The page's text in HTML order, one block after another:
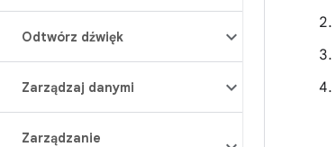
Odtwórz dźwięk
Zarządzaj danymi
Zarządzanie